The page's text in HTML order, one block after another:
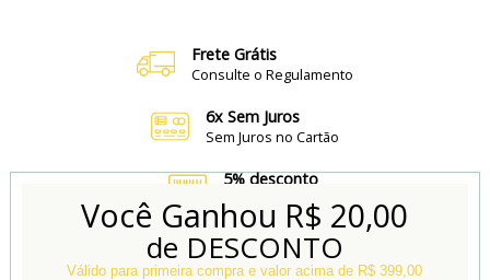
Frete Grátis
Consulte o Regulamento
6x Sem Juros
Sem Juros no Cartão
5% desconto
no Boleto e Pix
Conheça também
Nossa Loja Física
Você Ganhou R$ 20,00
de DESCONTO
Válido para primeira compra e valor acima de R$ 399,00